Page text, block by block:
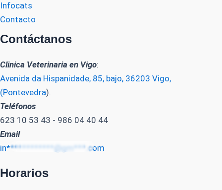
Infocats
Contacto
Contáctanos
Clinica Veterinaria en Vigo:
Avenida da Hispanidade, 85, bajo, 36203 Vigo,
(Pontevedra).
Teléfonos
623 10 53 43 - 986 04 40 44
Email
in************@gm***.com
Horarios